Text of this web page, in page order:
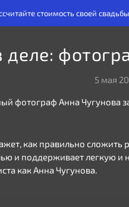
деле:
5 мая
фотограф Анна Чугунова
как правильно сложить
и поддерживает легкую
как Анна Чугунова.
стоимость своей свадьбы!